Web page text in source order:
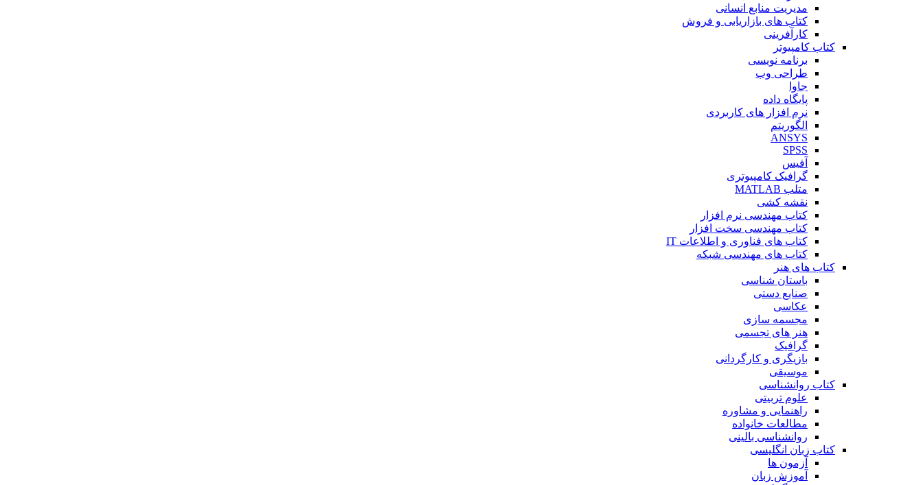
مدیریت منابع انسانی
کتاب های بازاریابی و فروش
کارآفرینی
کتاب کامپیوتر
برنامه نویسی
طراحی وب
جاوا
پایگاه داده
نرم افزار های کاربردی
الگوریتم
ANSYS
SPSS
آفیس
گرافیک کامپیوتری
متلب MATLAB
نقشه کشی
کتاب مهندسی نرم افزار
کتاب مهندسی سخت افزار
کتاب های فناوری و اطلاعات IT
کتاب های مهندسی شبکه
کتاب های هنر
باستان شناسی
صنایع دستی
عکاسی
مجسمه سازی
هنر های تجسمی
گرافیک
بازیگری و کارگردانی
موسیقی
کتاب روانشناسی
علوم تربیتی
راهنمایی و مشاوره
مطالعات خانواده
روانشناسی بالینی
کتاب زبان انگلیسی
آزمون ها
آموزش زبان